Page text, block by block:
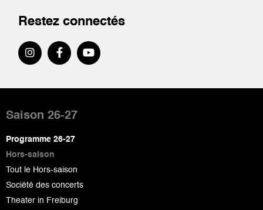
Restez connectés
de
page
Saison 26-27
Programme 26-27
Hors-saison
Tout le Hors-saison
Société des concerts
Theater in Freiburg